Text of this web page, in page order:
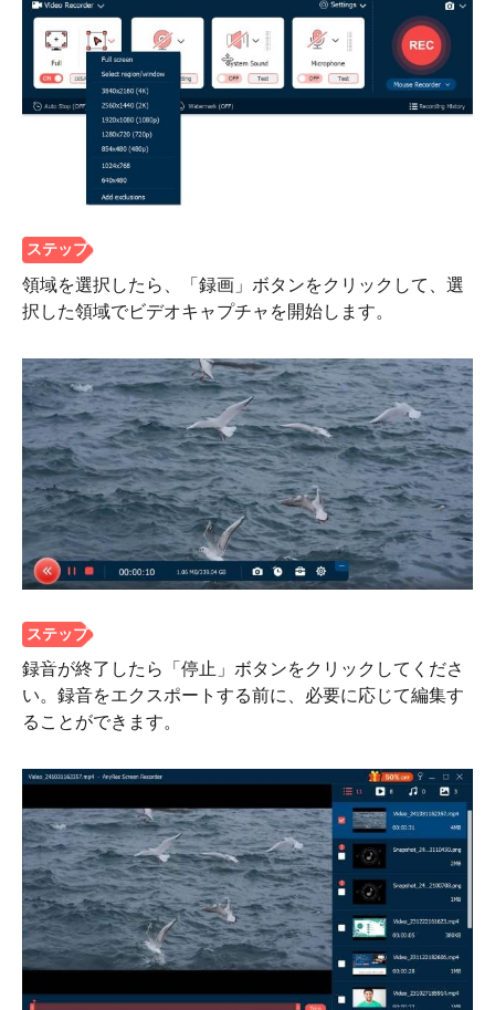
1。
領域を選択したら、「録画」ボタンをクリックして、選
択した領域でビデオキャプチャを開始します。
録音が終了したら「停止」ボタンをクリックしてくださ
い。録音をエクスポートする前に、必要に応じて編集す
ることができます。